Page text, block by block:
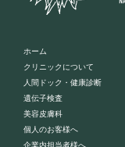
ホーム
クリニックについて
人間ドック・健康診断
遺伝子検査
美容皮膚科
個人のお客様へ
企業内担当者様へ